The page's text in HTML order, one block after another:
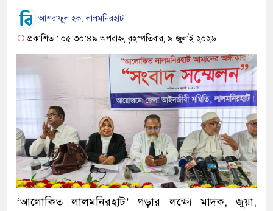
আশরাফুল হক, লালমনিরহাট
প্রকাশিত : ০৫:৩০:৪৯ অপরাহ্ন, বৃহস্পতিবার, ৯ জুলাই ২০২৬
‘আলোকিত লালমনিরহাট’ গড়ার লক্ষ্যে মাদক, জুয়া,